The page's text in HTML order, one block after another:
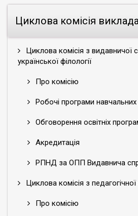
Циклова комісія
Циклова комісія з видавничої
української філології
Про комісію
Робочі програми навчальних
Обговорення освітніх
Акредитація
РПНД за ОПП Видавнича
Циклова комісія з педагогічної
Про комісію